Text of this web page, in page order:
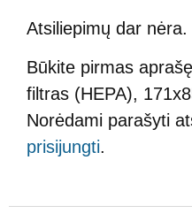
Atsiliepimų dar nėra.
Būkite pirmas
filtras (HEPA),
Norėdami parašyti
prisijungti.